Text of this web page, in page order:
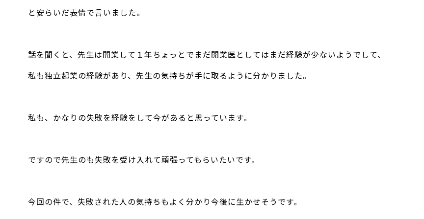
と安らいだ表情で言いました。
話を聞くと、先生は開業して１年ちょっとでまだ開業医としてはまだ経験が少ないようでして、
私も独立起業の経験があり、先生の気持ちが手に取るように分かりました。
私も、かなりの失敗を経験をして今があると思っています。
ですので先生のも失敗を受け入れて頑張ってもらいたいです。
今回の件で、失敗された人の気持ちもよく分かり今後に生かせそうです。